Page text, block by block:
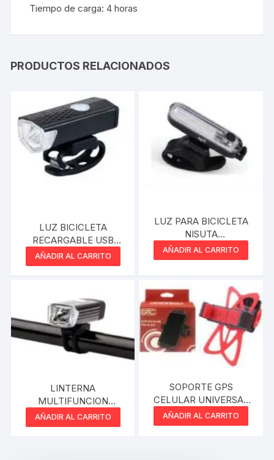
Tiempo de carga: 4 horas
PRODUCTOS RELACIONADOS
LUZ BICICLETA
RECARGABLE USB
NISUTA
AÑADIR AL CARRITO
LUZ PARA BICICLETA
NISUTA
MULTIFUNCION
NSLIB1W
AÑADIR AL CARRITO
LINTERNA
MULTIFUNCION
NISUTA PARA
BICICLETA NSLIBD2
AÑADIR AL CARRITO
SOPORTE GPS
CELULAR UNIVERSAL
PARA BICICLETA GTC
BBG-001 BANDA
AÑADIR AL CARRITO